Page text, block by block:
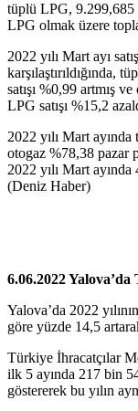
tüplü LPG,
LPG olmak üzere
2022 yılı Mart ayı
karşılaştırıldığında,
satışı %0,99 artmış
LPG satışı %15,2
2022 yılı Mart
otogaz %78,38 pazar
2022 yılı Mart
(Deniz Haber)
6.06.2022 Yalova’da
Yalova’da 2022
göre yüzde 14,5
Türkiye İhracatçılar
ilk 5 ayında 217 bin
göstererek bu yılın